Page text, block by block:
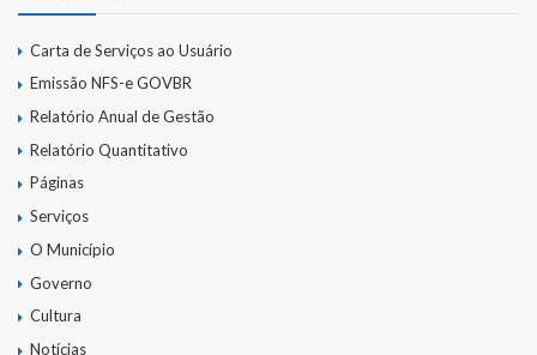
Carta de Serviços ao Usuário
Emissão NFS-e GOVBR
Relatório Anual de Gestão
Relatório Quantitativo
Páginas
Serviços
O Município
Governo
Cultura
Notícias